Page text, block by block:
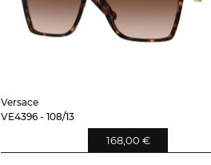
Versace
VE4396 - 108/13
168,00 €